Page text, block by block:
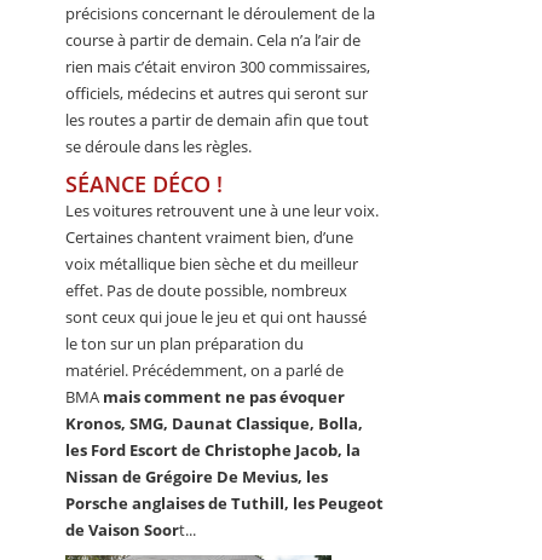
précisions concernant le déroulement de la
course à partir de demain. Cela n’a l’air de
rien mais c’était environ 300 commissaires,
officiels, médecins et autres qui seront sur
les routes a partir de demain afin que tout
se déroule dans les règles.
SÉANCE DÉCO !
Les voitures retrouvent une à une leur voix.
Certaines chantent vraiment bien, d’une
voix métallique bien sèche et du meilleur
effet. Pas de doute possible, nombreux
sont ceux qui joue le jeu et qui ont haussé
le ton sur un plan préparation du
matériel. Précédemment, on a parlé de
BMA mais comment ne pas évoquer
Kronos, SMG, Daunat Classique, Bolla,
les Ford Escort de Christophe Jacob, la
Nissan de Grégoire De Mevius, les
Porsche anglaises de Tuthill, les Peugeot
de Vaison Soort...